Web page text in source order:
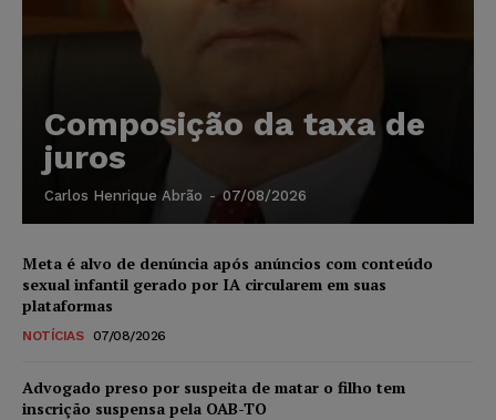
Composição da taxa de
juros
Carlos Henrique Abrão - 07/08/2026
Meta é alvo de denúncia após anúncios com conteúdo
sexual infantil gerado por IA circularem em suas
plataformas
NOTÍCIAS 07/08/2026
Advogado preso por suspeita de matar o filho tem
inscrição suspensa pela OAB-TO